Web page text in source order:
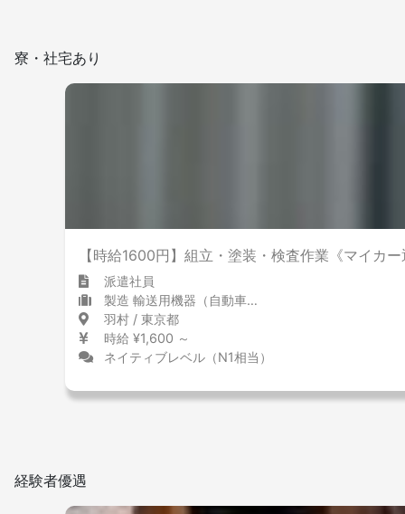
寮・社宅あり
【時給1600円】組立・塗装・検査作業《マイカ
派遣社員
製造 輸送用機器（自動車含む）
羽村 / 東京都
時給 ¥1,600 ～
ネイティブレベル（N1相当）
経験者優遇